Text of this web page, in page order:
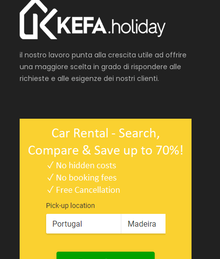
il nostro lavoro punta alla crescita utile ad offrire
una maggiore scelta in grado di rispondere alle
richieste e alle esigenze dei nostri clienti.